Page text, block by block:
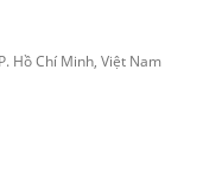
Hồ Chí Minh, Việt Nam